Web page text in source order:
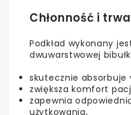
Chłonność i
Podkład wykonany
dwuwarstwowej
skutecznie absorbuje
zwiększa komfort
zapewnia
użytkowania,